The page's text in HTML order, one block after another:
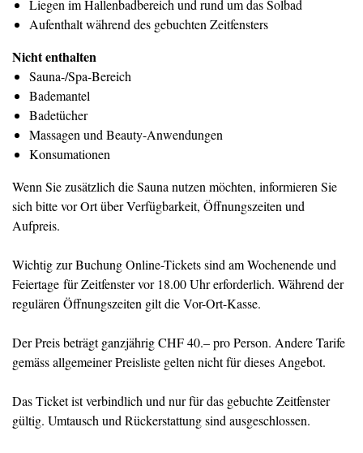
Liegen im Hallenbadbereich und rund um das Solbad
Aufenthalt während des gebuchten Zeitfensters
Nicht enthalten
Sauna-/Spa-Bereich
Bademantel
Badetücher
Massagen und Beauty-Anwendungen
Konsumationen
Wenn Sie zusätzlich die Sauna nutzen möchten, informieren Sie
sich bitte vor Ort über Verfügbarkeit, Öffnungszeiten und
Aufpreis.
Wichtig zur Buchung Online-Tickets sind am Wochenende und
Feiertage für Zeitfenster vor 18.00 Uhr erforderlich. Während der
regulären Öffnungszeiten gilt die Vor-Ort-Kasse.
Der Preis beträgt ganzjährig CHF 40.– pro Person. Andere Tarife
gemäss allgemeiner Preisliste gelten nicht für dieses Angebot.
Das Ticket ist verbindlich und nur für das gebuchte Zeitfenster
gültig. Umtausch und Rückerstattung sind ausgeschlossen.